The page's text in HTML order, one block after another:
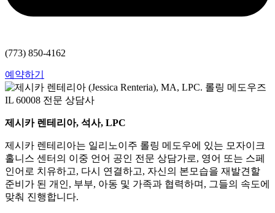
(773) 850-4162
예약하기
제시카 렌테리아, 석사, LPC
제시카 렌테리아는 일리노이주 롤링 메도우에 있는 모자이크
홀니스 센터의 이중 언어 공인 전문 상담가로, 영어 또는 스페
인어로 치유하고, 다시 연결하고, 자신의 본모습을 재발견할
준비가 된 개인, 부부, 아동 및 가족과 협력하며, 그들의 속도에
맞춰 진행합니다.